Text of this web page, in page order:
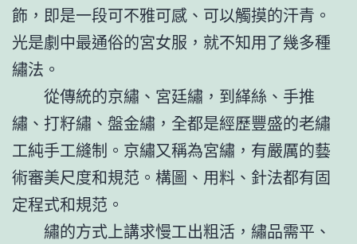
飾，即是一段可不雅可感、可以觸摸的汗青。
光是劇中最通俗的宮女服，就不知用了幾多種
繡法。
從傳統的京繡、宮廷繡，到緙絲、手推
繡、打籽繡、盤金繡，全都是經歷豐盛的老繡
工純手工縫制。京繡又稱為宮繡，有嚴厲的藝
術審美尺度和規范。構圖、用料、針法都有固
定程式和規范。
繡的方式上講求慢工出粗活，繡品需平、